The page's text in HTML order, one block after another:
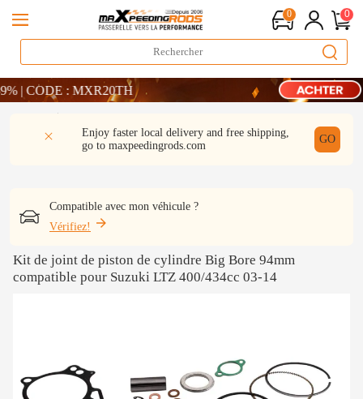
0 0
LIVRAISON GRATUITE À DOMICILE - FR
: MXR20TH
: WELCOME
LIVRAISON GRATUITE À DOMICILE - FR
Enjoy faster local delivery and free shipping,
go to maxpeedingrods.com
GO
Compatible avec mon véhicule ?
Vérifiez!
Détail
Kit de joint de piston de cylindre Big Bore 94mm
compatible pour Suzuki LTZ 400/434cc 03-14